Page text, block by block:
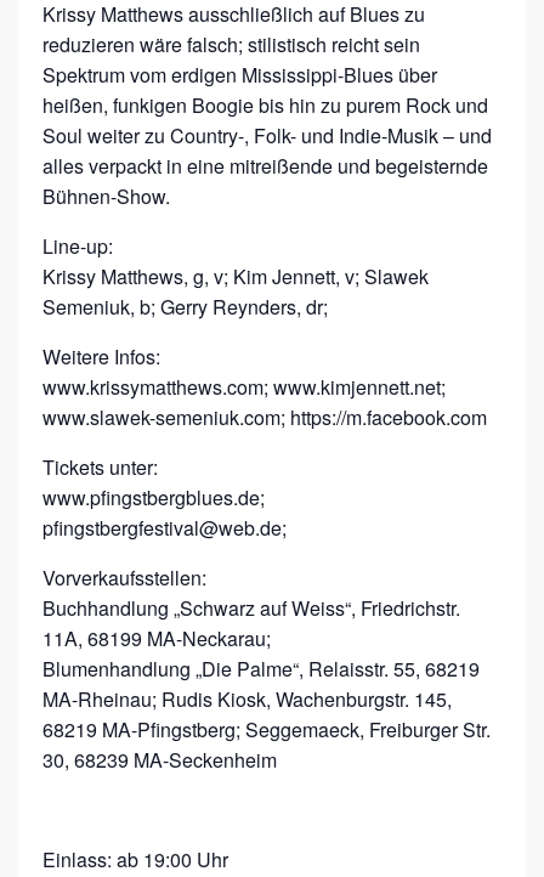
S
&
B
A
N
D
F
E
A
T
K
I
M
J
E
N
N
E
T
T
Krissy Matthews ausschließlich auf Blues zu
reduzieren wäre falsch; stilistisch reicht sein
Spektrum vom erdigen Mississippi-Blues über
heißen, funkigen Boogie bis hin zu purem Rock und
Soul weiter zu Country-, Folk- und Indie-Musik – und
alles verpackt in eine mitreißende und begeisternde
Bühnen-Show.
Line-up:
Krissy Matthews, g, v; Kim Jennett, v; Slawek
Semeniuk, b; Gerry Reynders, dr;
Weitere Infos:
www.krissymatthews.com; www.kimjennett.net;
www.slawek-semeniuk.com; https://m.facebook.com
Tickets unter:
www.pfingstbergblues.de;
pfingstbergfestival@web.de;
Vorverkaufsstellen:
Buchhandlung „Schwarz auf Weiss“, Friedrichstr.
11A, 68199 MA-Neckarau;
Blumenhandlung „Die Palme“, Relaisstr. 55, 68219
MA-Rheinau; Rudis Kiosk, Wachenburgstr. 145,
68219 MA-Pfingstberg; Seggemaeck, Freiburger Str.
30, 68239 MA-Seckenheim
Einlass: ab 19:00 Uhr